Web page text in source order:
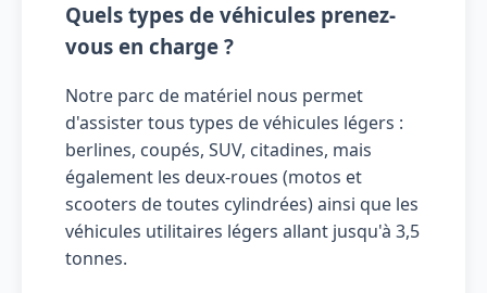
Quels types de véhicules prenez-
vous en charge ?
Notre parc de matériel nous permet
d'assister tous types de véhicules légers :
berlines, coupés, SUV, citadines, mais
également les deux-roues (motos et
scooters de toutes cylindrées) ainsi que les
véhicules utilitaires légers allant jusqu'à 3,5
tonnes.